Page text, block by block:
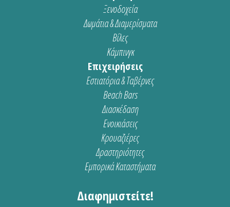
Ξενοδοχεία
Δωμάτια & Διαμερίσματα
Βίλες
Κάμπινγκ
Επιχειρήσεις
Εστιατόρια & Ταβέρνες
Beach Bars
Διασκέδαση
Ενοικιάσεις
Κρουαζιέρες
Δραστηριότητες
Εμπορικά Καταστήματα
Διαφημιστείτε!